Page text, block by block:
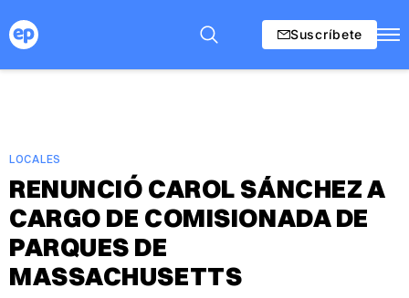
Suscríbete
LOCALES
RENUNCIÓ CAROL SÁNCHEZ A
CARGO DE COMISIONADA DE
PARQUES DE
MASSACHUSETTS